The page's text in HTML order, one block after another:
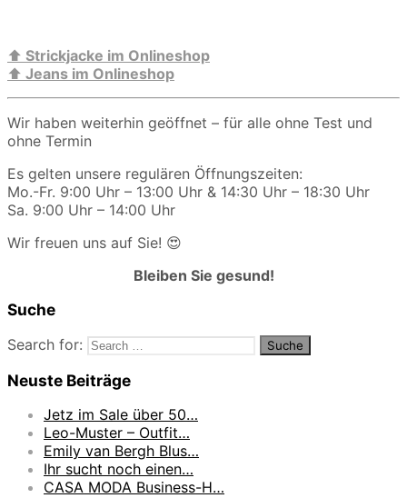
⬆️ Strickjacke im Onlineshop
⬆️ Jeans im Onlineshop
Wir haben weiterhin geöffnet – für alle ohne Test und
ohne Termin
Es gelten unsere regulären Öffnungszeiten:
Mo.-Fr. 9:00 Uhr – 13:00 Uhr & 14:30 Uhr – 18:30 Uhr
Sa. 9:00 Uhr – 14:00 Uhr
Wir freuen uns auf Sie! 😍
Bleiben Sie gesund!
Suche
Search for:
Neuste Beiträge
Jetz im Sale über 50…
Leo-Muster – Outfit…
Emily van Bergh Blus…
Ihr sucht noch einen…
CASA MODA Business-H…